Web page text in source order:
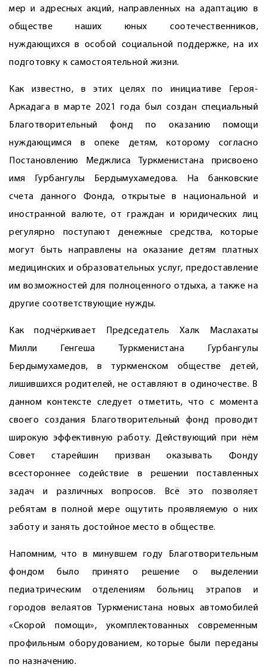
мер и адресных акций, направленных на адаптацию в
обществе наших юных соотечественников,
нуждающихся в особой социальной поддержке, на их
подготовку к самостоятельной жизни.
Как известно, в этих целях по инициативе Героя-
Аркадага в марте 2021 года был создан специальный
Благотворительный фонд по оказанию помощи
нуждающимся в опеке детям, которому согласно
Постановлению Меджлиса Туркменистана присвоено
имя Гурбангулы Бердымухамедова. На банковские
счета данного Фонда, открытые в национальной и
иностранной валюте, от граждан и юридических лиц
регулярно поступают денежные средства, которые
могут быть направлены на оказание детям платных
медицинских и образовательных услуг, предоставление
им возможностей для полноценного отдыха, а также на
другие соответствующие нужды.
Как подчёркивает Председатель Халк Маслахаты
Милли Генгеша Туркменистана Гурбангулы
Бердымухамедов, в туркменском обществе детей,
лишившихся родителей, не оставляют в одиночестве. В
данном контексте следует отметить, что с момента
своего создания Благотворительный фонд проводит
широкую эффективную работу. Действующий при нём
Совет старейшин призван оказывать Фонду
всестороннее содействие в решении поставленных
задач и различных воп­росов. Всё это позволяет
ребятам в полной мере ощутить проявляемую о них
заботу и занять достойное место в обществе.
Напомним, что в минувшем году Благотворительным
фондом было принято решение о выделении
педиатрическим отделениям больниц этрапов и
городов велаятов Туркменистана новых автомобилей
«Скорой помощи», укомплектованных современным
профильным оборудованием, которые были переданы
по назначению.